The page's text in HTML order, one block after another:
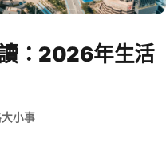
：2026年生活
小事